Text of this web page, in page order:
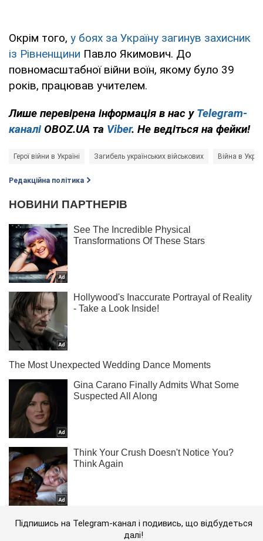
Окрім того, у боях за Україну загинув захисник
із Рівненщини Павло Якимович. До
повномасштабної війни воїн, якому було 39
років, працював учителем.
Лише перевірена інформація в нас у Telegram-
каналі OBOZ.UA та Viber. Не ведіться на фейки!
Герої війни в Україні Загибель українських військових Війна в
Редакційна політика
Підпишись на Telegram-канал і подивись, що відбудеться
далі!